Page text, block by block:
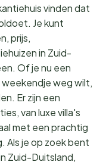
vinden dat
Je kunt
prijs,
in Zuid-
Of je nu een
weg wilt,
Er zijn een
van luxe villa's
met een prachtig
Als je op zoek bent
Zuid-Duitsland,